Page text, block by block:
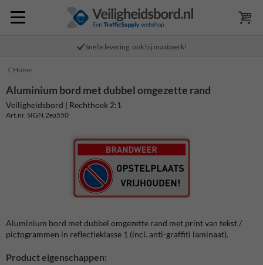
Snelle levering, ook bij maatwerk!
Home
Aluminium bord met dubbel omgezette rand
Veiligheidsbord | Rechthoek 2:1
Art.nr. SIGN.2ea550
Aluminium bord met dubbel omgezette rand met print van tekst /
pictogrammen in reflectieklasse 1 (incl. anti-graffiti laminaat).
Product eigenschappen: